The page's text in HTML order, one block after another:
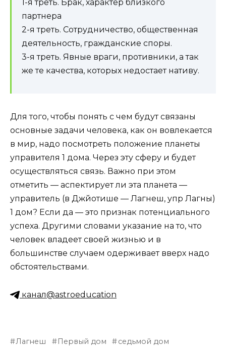
1-я треть. Брак, характер близкого
партнера
2-я треть. Сотрудничество, общественная
деятельность, гражданские споры.
3-я треть. Явные враги, противники, а так
же те качества, которых недостает нативу.
Для того, чтобы понять с чем будут связаны
основные задачи человека, как он вовлекается
в мир, надо посмотреть положение планеты
управителя 1 дома. Через эту сферу и будет
осуществляться связь. Важно при этом
отметить — аспектирует ли эта планета —
управитель (в Джйотише — Лагнеш, упр Лагны)
1 дом? Если да — это признак потенциального
успеха. Другими словами указание на то, что
человек владеет своей жизнью и в
большинстве случаем одерживает вверх надо
обстоятельствами.
канал@astroeducation
Лагнеш Первый дом седьмой дом